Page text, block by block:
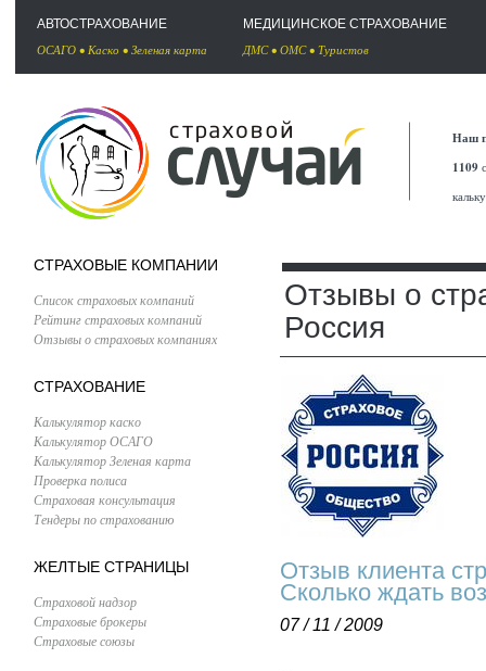
АВТОСТРАХОВАНИЕ
ОСАГО • Каско • Зеленая карта
МЕДИЦИНСКОЕ СТРАХОВАНИЕ
ДМС• ОМС• Туристов
Наш
1109
СТРАХОВЫЕ КОМПАНИИ
Список страховых компаний
Рейтинг страховых компаний
Отзывы о страховых компаниях
СТРАХОВАНИЕ
Калькулятор каско
Калькулятор ОСАГО
Калькулятор Зеленая карта
Проверка полиса
Страховая консультация
Тендеры по страхованию
ЖЕЛТЫЕ СТРАНИЦЫ
Страховой надзор
Страховые брокеры
Страховые союзы
Отзывы о
Россия
Отзыв клиента
Сколько ждать
07 / 11 / 2009